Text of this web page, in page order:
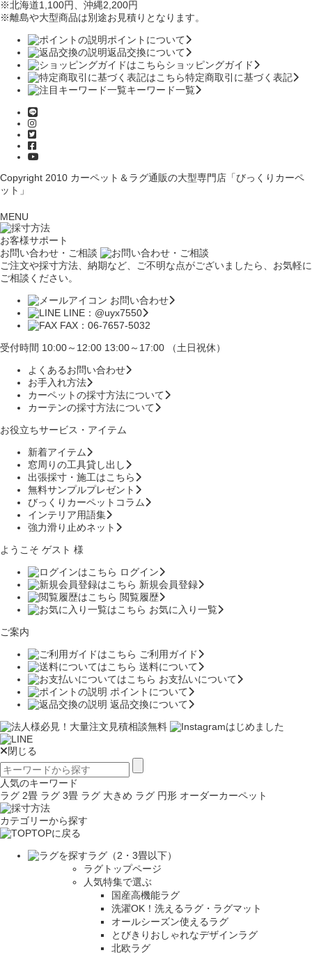
※北海道1,100円、沖縄2,200円
※離島や大型商品は別途お見積りとなります。
ポイントについて
返品交換について
ショッピングガイド
特定商取引に基づく表記
キーワード一覧
Copyright 2010 カーペット＆ラグ通販の大型専門店「びっくりカーペ
ット」
MENU
お客様サポート
お問い合わせ・ご相談
ご注文や採寸方法、納期など、ご不明な点がございましたら、お気軽に
ご相談ください。
お問い合わせ
LINE：@uyx7550
FAX：06-7657-5032
受付時間 10:00～12:00 13:00～17:00 （土日祝休）
よくあるお問い合わせ
お手入れ方法
カーペットの採寸方法について
カーテンの採寸方法について
お役立ちサービス・アイテム
新着アイテム
窓周りの工具貸し出し
出張採寸・施工はこちら
無料サンプルプレゼント
びっくりカーペットコラム
インテリア用語集
強力滑り止めネット
ようこそ ゲスト 様
ログイン
新規会員登録
閲覧履歴
お気に入り一覧
ご案内
ご利用ガイド
送料について
お支払いについて
ポイントについて
返品交換について
閉じる
人気のキーワード
ラグ 2畳 ラグ 3畳 ラグ 大きめ ラグ 円形 オーダーカーペット
カテゴリーから探す
TOPに戻る
ラグ（2・3畳以下）
ラグトップページ
人気特集で選ぶ
国産高機能ラグ
洗濯OK！洗えるラグ・ラグマット
オールシーズン使えるラグ
とびきりおしゃれなデザインラグ
北欧ラグ